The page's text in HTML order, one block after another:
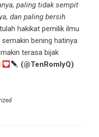
paling tidak sempit
dan paling bersih
hakikat pemilik ilmu
bening hatinya.
terasa bijak
(@TenRomlyQ)